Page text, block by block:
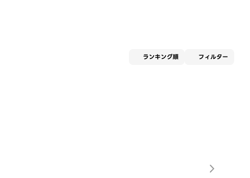
ランキング順 フィルター